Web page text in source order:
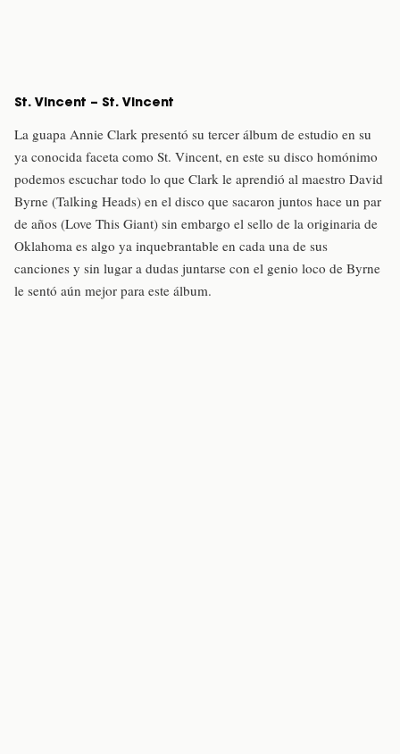
St. Vincent – St. Vincent
La guapa Annie Clark presentó su tercer álbum de estudio en su
ya conocida faceta como St. Vincent, en este su disco homónimo
podemos escuchar todo lo que Clark le aprendió al maestro David
Byrne (Talking Heads) en el disco que sacaron juntos hace un par
de años (Love This Giant) sin embargo el sello de la originaria de
Oklahoma es algo ya inquebrantable en cada una de sus
canciones y sin lugar a dudas juntarse con el genio loco de Byrne
le sentó aún mejor para este álbum.